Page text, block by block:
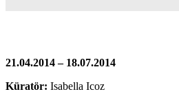
21.04.2014 – 18.07.2014
Küratör: Isabella Icoz